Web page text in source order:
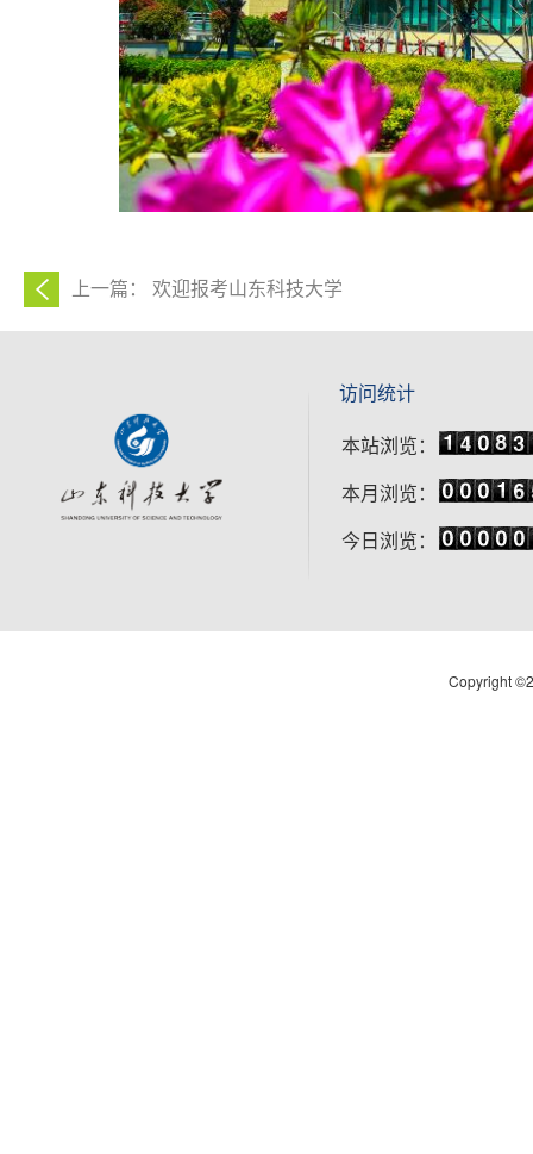
上一篇： 欢迎报考山东科技大学
访问统计
本站浏览：
本月浏览：
今日浏览：
Copyright